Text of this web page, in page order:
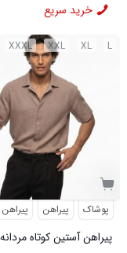
خرید سریع
L
XL
XXL
XXXL
پوشاک پیراهن پیراهن
پیراهن آستین کوتاه